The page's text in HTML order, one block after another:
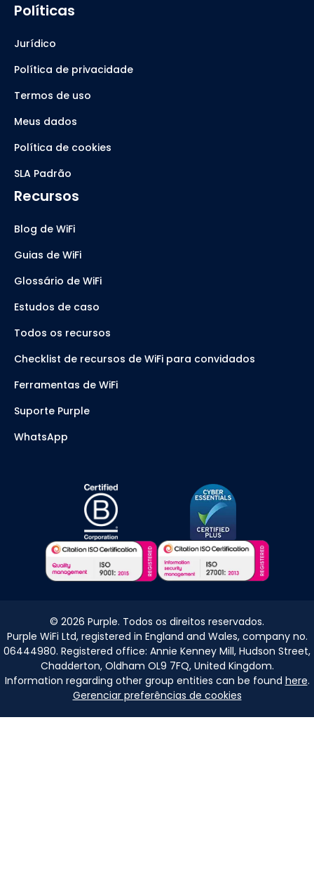
Políticas
Jurídico
Política de privacidade
Termos de uso
Meus dados
Política de cookies
SLA Padrão
Recursos
Blog de WiFi
Guias de WiFi
Glossário de WiFi
Estudos de caso
Todos os recursos
Checklist de recursos de WiFi para convidados
Ferramentas de WiFi
Suporte Purple
WhatsApp
© 2026 Purple. Todos os direitos reservados.
Purple WiFi Ltd, registered in England and Wales, company no.
06444980. Registered office: Annie Kenney Mill, Hudson Street,
Chadderton, Oldham OL9 7FQ, United Kingdom.
Information regarding other group entities can be found here.
Gerenciar preferências de cookies